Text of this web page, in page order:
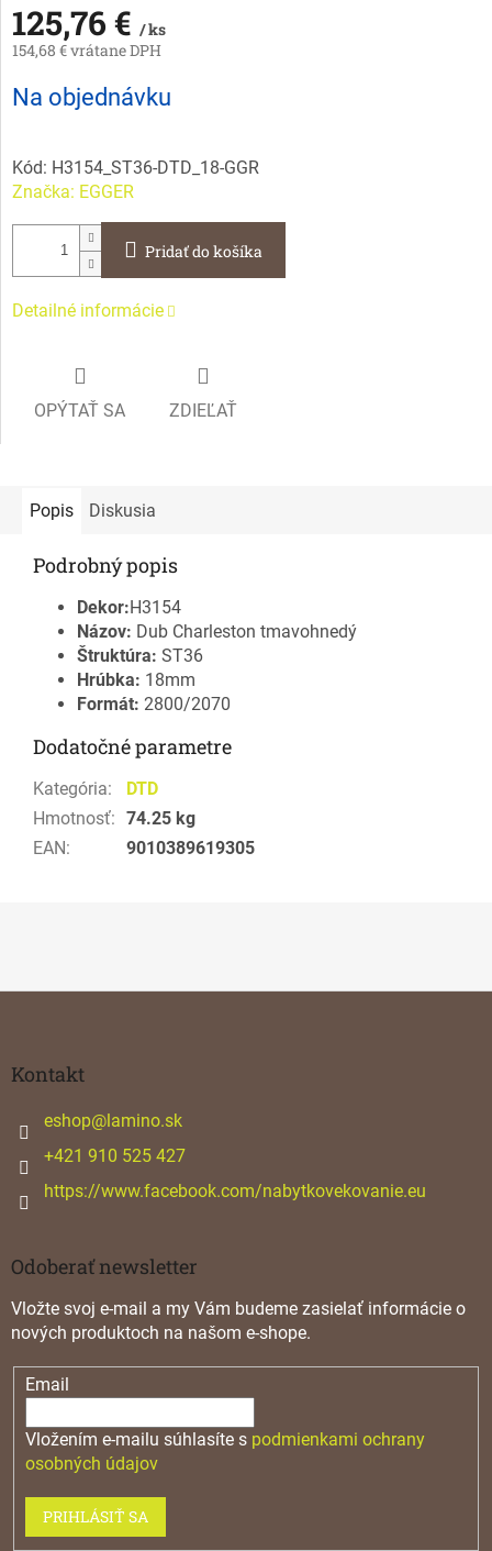
125,76 € / ks
154,68 € vrátane DPH
Jednotková
cena:
Na objednávku
Kód: H3154_ST36-DTD_18-GGR
Značka: EGGER
Pridať do košíka
Detailné informácie
OPÝTAŤ SA ZDIEĽAŤ
Popis Diskusia
Podrobný popis
Dekor:H3154
Názov: Dub Charleston tmavohnedý
Štruktúra: ST36
Hrúbka: 18mm
Formát: 2800/2070
Dodatočné parametre
Kategória:
DTD
Hmotnosť: 74.25 kg
EAN: 9010389619305
Kontakt
eshop@lamino.sk
+421 910 525 427
https://www.facebook.com/nabytkovekovanie.eu
Odoberať newsletter
Vložte svoj e-mail a my Vám budeme zasielať informácie o
nových produktoch na našom e-shope.
Email
Vložením e-mailu súhlasíte s podmienkami ochrany
osobných údajov
PRIHLÁSIŤ SA